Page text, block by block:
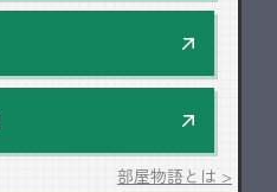
部屋物語とは >